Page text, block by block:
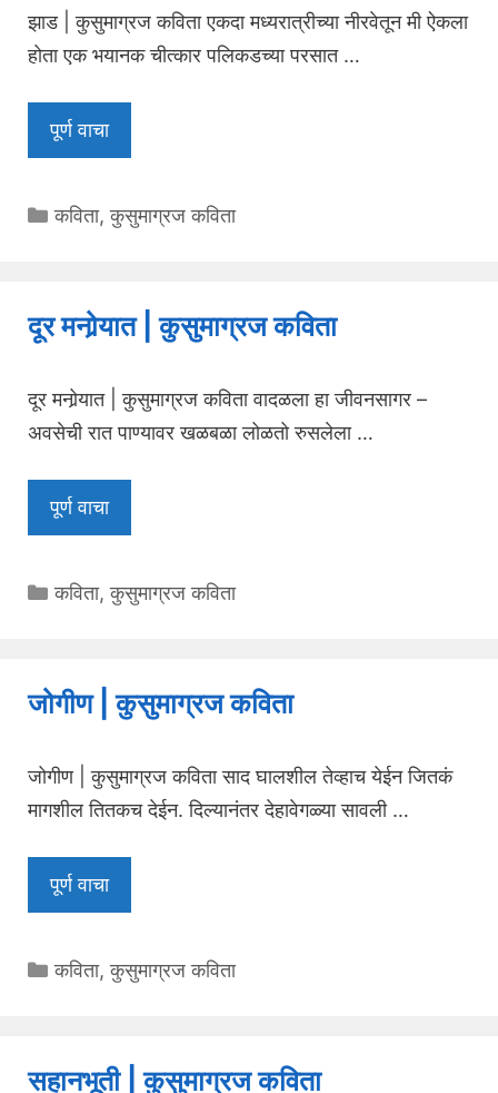
झाड | कुसुमाग्रज कविता एकदा मध्यरात्रीच्या नीरवेतून मी ऐकला
होता एक भयानक चीत्कार पलिकडच्या परसात …
पूर्ण वाचा
Categories
कविता,कुसुमाग्रज कविता
दूर मनोर्‍यात | कुसुमाग्रज कविता
दूर मनोर्‍यात | कुसुमाग्रज कविता वादळला हा जीवनसागर –
अवसेची रात पाण्यावर खळबळा लोळतो रुसलेला …
पूर्ण वाचा
Categories
कविता,कुसुमाग्रज कविता
जोगीण | कुसुमाग्रज कविता
जोगीण | कुसुमाग्रज कविता साद घालशील तेव्हाच येईन जितकं
मागशील तितकच देईन. दिल्यानंतर देहावेगळ्या सावली …
पूर्ण वाचा
Categories
कविता,कुसुमाग्रज कविता
सहानभूती | कुसुमाग्रज कविता